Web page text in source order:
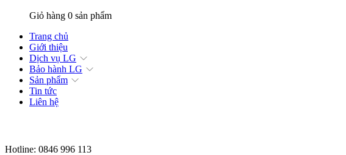
Giỏ hàng 0 sản phẩm
Trang chủ
Giới thiệu
Dịch vụ LG
Bảo hành LG
Sản phẩm
Tin tức
Liên hệ
Hotline: 0846 996 113